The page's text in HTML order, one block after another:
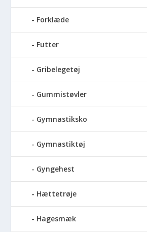
Forklæde
Futter
Gribelegetøj
Gummistøvler
Gymnastiksko
Gymnastiktøj
Gyngehest
Hættetrøje
Hagesmæk